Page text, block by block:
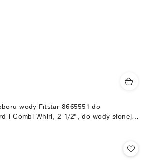
wody Fitstar 8665551 do
i Combi-Whirl, 2-1/2", do wody słonej